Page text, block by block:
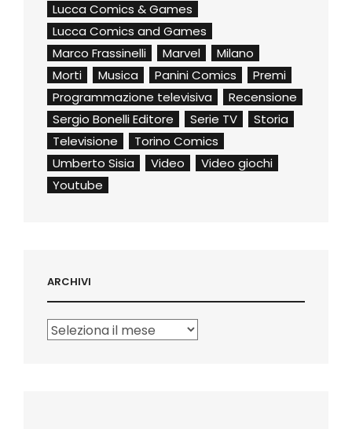
Lucca Comics & Games
Lucca Comics and Games
Marco Frassinelli
Marvel
Milano
Morti
Musica Panini Comics
Premi
Programmazione televisiva
Recensione
Sergio Bonelli Editore
Serie TV
Storia
Televisione
Torino Comics
Umberto Sisia
Video
Video giochi
Youtube
ARCHIVI
Archivi